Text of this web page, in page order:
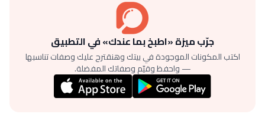
جرّب ميزة «اطبخ بما عندك» في التطبيق
اكتب المكونات الموجودة في بيتك وهنقترح عليك وصفات تناسبها
— واحفظ وقيّم وصفاتك المفضلة.